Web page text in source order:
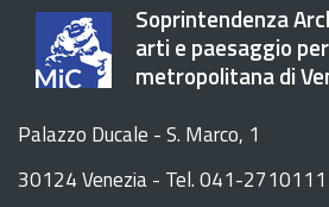
Soprintendenza
arti e paesaggio
metropolitana di
Palazzo Ducale - S. Marco, 1
30124 Venezia - Tel. 041-2710111